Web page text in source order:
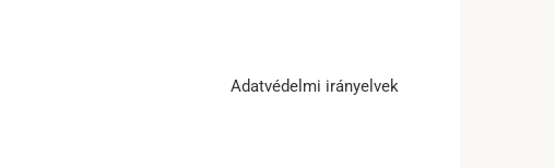
Adatvédelmi irányelvek